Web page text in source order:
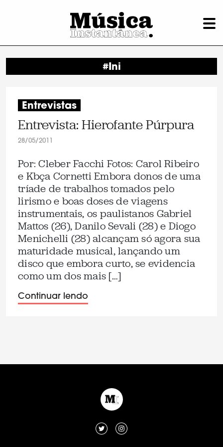
#Ini
Entrevistas
Entrevista: Hierofante Púrpura
28/05/2011
Por: Cleber Facchi Fotos: Carol Ribeiro
e Kbça Cornetti Embora donos de uma
tríade de trabalhos tomados pelo
lirismo e boas doses de viagens
instrumentais, os paulistanos Gabriel
Mattos (26), Danilo Sevali (28) e Diogo
Menichelli (28) alcançam só agora sua
maturidade musical, lançando um
disco que embora curto, se evidencia
como um dos mais […]
Continuar lendo